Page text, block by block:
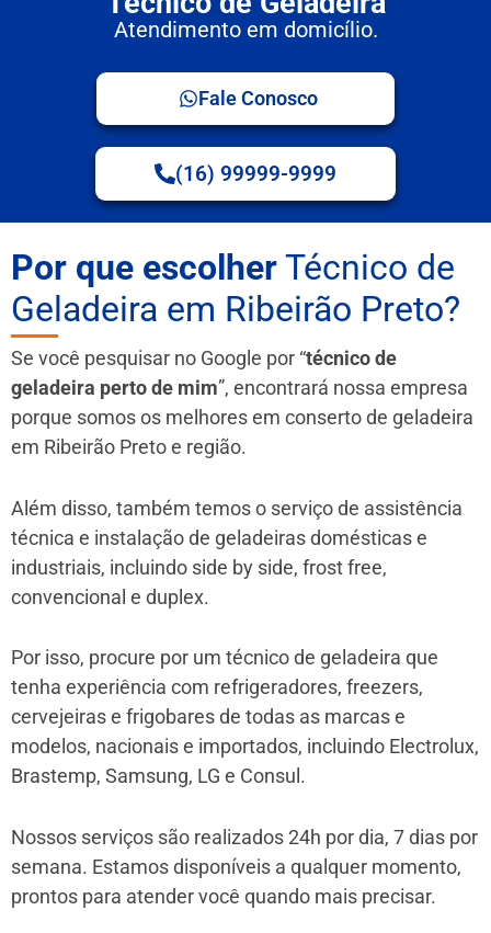
Atendimento em domicílio.
Fale Conosco
(16) 99999-9999
Por que escolherTécnico de
Geladeira em Ribeirão Preto?
Se você pesquisar no Google por “técnico de
geladeira perto de mim”, encontrará nossa empresa
porque somos os melhores em conserto de geladeira
em Ribeirão Preto e região.
Além disso, também temos o serviço de assistência
técnica e instalação de geladeiras domésticas e
industriais, incluindo side by side, frost free,
convencional e duplex.
Por isso, procure por um técnico de geladeira que
tenha experiência com refrigeradores, freezers,
cervejeiras e frigobares de todas as marcas e
modelos, nacionais e importados, incluindo Electrolux,
Brastemp, Samsung, LG e Consul.
Nossos serviços são realizados 24h por dia, 7 dias por
semana. Estamos disponíveis a qualquer momento,
prontos para atender você quando mais precisar.